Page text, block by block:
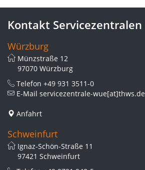
Kontakt Servicezentralen
Würzburg
Münzstraße 12
97070 Würzburg
Telefon +49 931 3511-0
E-Mail servicezentrale-wue[at]thws.de
Anfahrt
Schweinfurt
Ignaz-Schön-Straße 11
97421 Schweinfurt